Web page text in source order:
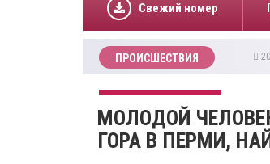
Свежий номер
ПРОИСШЕСТВИЯ
МОЛОДОЙ
ГОРА В ПЕРМИ,